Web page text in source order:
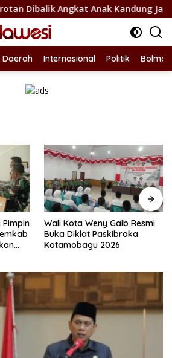
Angkat Anak Kandung Jadi Honor
Daerah Internasional Politik
Wali Kota Weny Gaib Resmi
Buka Diklat Paskibraka
Kotamobagu 2026